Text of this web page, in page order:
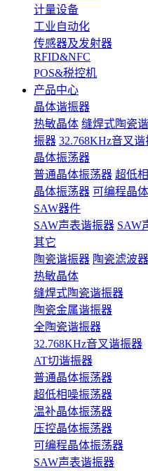
计量设备
工业自动化
传感器及发射器
RFID&NFC
POS&税控机
产品中心
晶体谐振器
热敏晶体 缝焊式陶瓷
振器 32.768KHz音叉
晶体振荡器
普通晶体振荡器 超低
晶体振荡器 可编程晶
SAW器件
SAW声表谐振器 SAW
其它
陶瓷谐振器 陶瓷滤波器
热敏晶体
缝焊式陶瓷谐振器
陶瓷金属谐振器
全陶瓷谐振器
32.768KHz音叉谐振器
AT切谐振器
普通晶体振荡器
超低相噪振荡器
温补晶体振荡器
压控晶体振荡器
可编程晶体振荡器
SAW声表谐振器